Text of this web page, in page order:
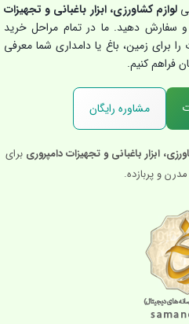
لوازم کشاورزی، ابزار باغبانی و تجهیزات
و سفارش دهید. ما در تمام مراحل خرید
برای زمین، باغ یا دامداری شما معرفی
فراهم کنیم.
مشاوره رایگان
ابزار باغبانی و تجهیزات دامپروری برای
و پربازده.